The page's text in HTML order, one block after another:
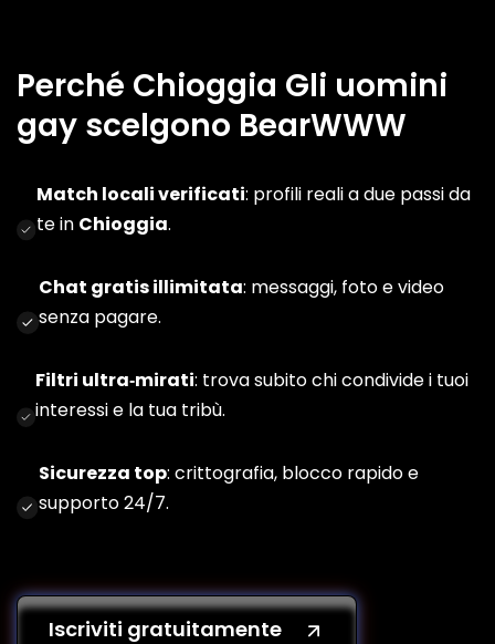
Perché Chioggia Gli uomini
gay scelgono BearWWW
Match locali verificati: profili reali a due passi da
te in Chioggia.
Chat gratis illimitata: messaggi, foto e video
senza pagare.
Filtri ultra‑mirati: trova subito chi condivide i tuoi
interessi e la tua tribù.
Sicurezza top: crittografia, blocco rapido e
supporto 24/7.
Iscriviti gratuitamente